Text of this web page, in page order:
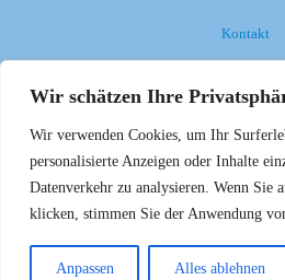
Wir schätzen Ihre
Wir verwenden Cookies, um Ihr
personalisierte Anzeigen oder Inhalte
Datenverkehr zu analysieren. Wenn Sie
klicken, stimmen Sie der Anwendung
Anpassen Alles ablehnen
Kontakt
Anmelden